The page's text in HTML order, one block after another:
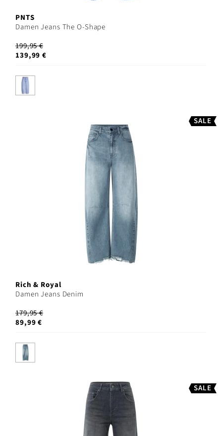
PNTS
Damen Jeans The O-Shape
199,95 €
139,99 €
SALE
Rich & Royal
Damen Jeans Denim
179,95 €
89,99 €
SALE